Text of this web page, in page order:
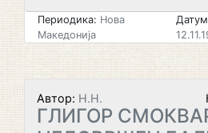
Периодика: Нова
Македонија
Автор: Н.Н.
ГЛИГОР